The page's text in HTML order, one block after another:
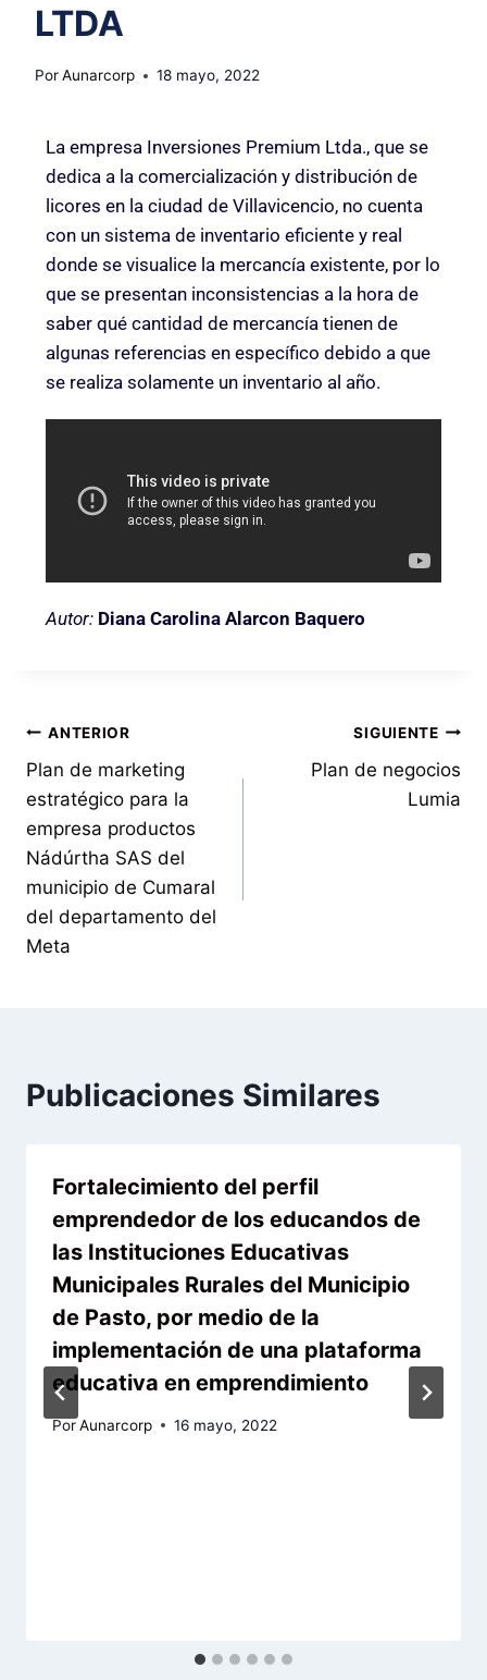
LTDA
PorAunarcorp 18 mayo, 2022
La empresa Inversiones Premium Ltda., que se
dedica a la comercialización y distribución de
licores en la ciudad de Villavicencio, no cuenta
con un sistema de inventario eficiente y real
donde se visualice la mercancía existente, por lo
que se presentan inconsistencias a la hora de
saber qué cantidad de mercancía tienen de
algunas referencias en específico debido a que
se realiza solamente un inventario al año.
Autor: Diana Carolina Alarcon Baquero
ANTERIOR
Plan de marketing
estratégico para la
empresa productos
Nádúrtha SAS del
municipio de Cumaral
del departamento del
Meta
SIGUIENTE
Plan de negocios
Lumia
Publicaciones Similares
Fortalecimiento del perfil
emprendedor de los educandos de
las Instituciones Educativas
Municipales Rurales del Municipio
de Pasto, por medio de la
implementación de una plataforma
educativa en emprendimiento
PorAunarcorp 16 mayo, 2022